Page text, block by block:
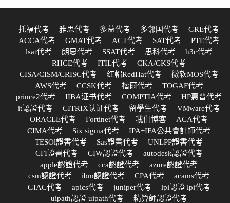
托福代考 雅思代考 多益代考 多邻国代考
GRE代考
ACCA代考
GMAT代考 ACT代考 SAT代考
PTE代考
lsat代考
朗思代考 SSAT代考 思科代考
h3c代考
RHCE代考
ITIL代考
CKA/CKS代考
CISA/CISM/CRISC代考
红帽RedHat代考
微软MOS代考
AWS代考
CCSK代考 楷爾代考
TOGAF代考
prince2代考
IIBA证书代考 COMPTIA代考
HP惠普代考
it認證代考
CITRIX认证代考 留學生代考
VMware代考
ORACLE代考
Fortinet代考 我们博客
ACA代考
CIMA代考
Six sigma代考
IPA+IFA公共會計師代考
TESOl證書代考
Sas證書代考
UNLPP證書代考
CFI證書代考
CIW認證代考
autodesk認證代考
apple認證代考
cca認證代考
azure認證代考
csm認證代考
ibm認證代考 CPA代考
acams代考
GIAC代考
apics代考 juniper代考
lpi認證 lpi代考
uipath認證 uipath代考
精算師認證代考